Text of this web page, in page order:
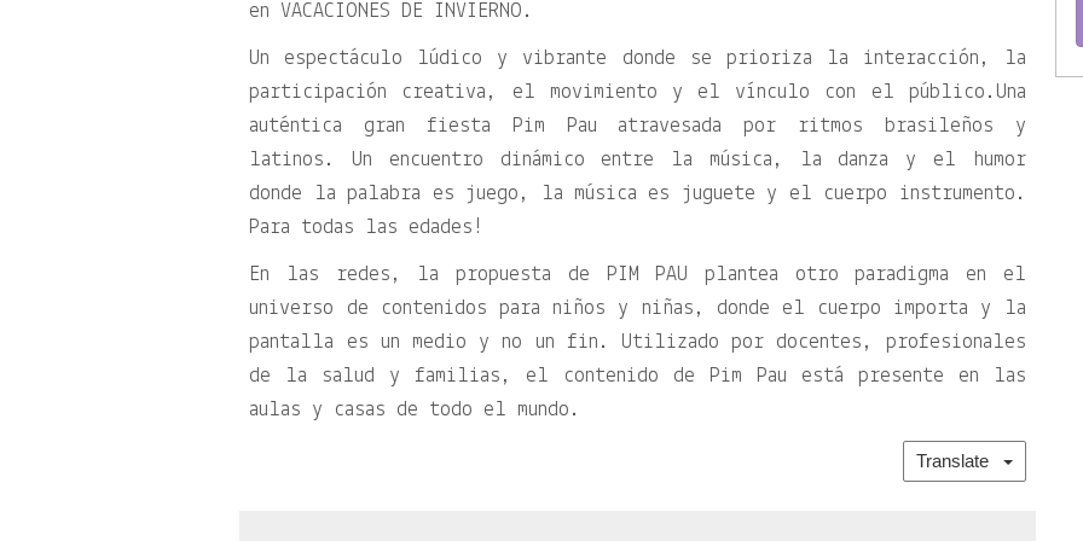
en VACACIONES DE INVIERNO.
Un espectáculo lúdico y vibrante donde se prioriza la interacción, la
participación creativa, el movimiento y el vínculo con el público.Una
auténtica gran fiesta Pim Pau atravesada por ritmos brasileños y
latinos. Un encuentro dinámico entre la música, la danza y el humor
donde la palabra es juego, la música es juguete y el cuerpo instrumento.
Para todas las edades!
En las redes, la propuesta de PIM PAU plantea otro paradigma en el
universo de contenidos para niños y niñas, donde el cuerpo importa y la
pantalla es un medio y no un fin. Utilizado por docentes, profesionales
de la salud y familias, el contenido de Pim Pau está presente en las
aulas y casas de todo el mundo.
Translate